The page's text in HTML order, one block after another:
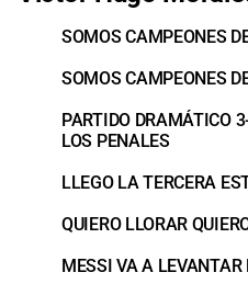
SOMOS CAMPEONES
SOMOS CAMPEONES
PARTIDO DRAMÁTICO
LOS PENALES
LLEGO LA TERCERA
QUIERO LLORAR
MESSI VA A LEVANTAR